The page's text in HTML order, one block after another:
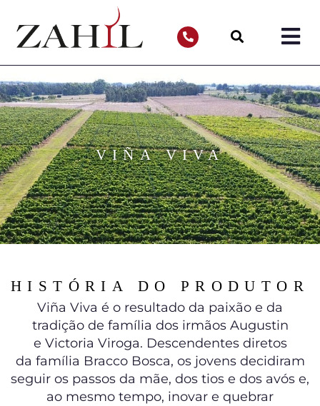
VIÑA VIVA
HISTÓRIA DO PRODUTOR
Viña Viva é o resultado da paixão e da
tradição de família dos irmãos Augustin
e Victoria Viroga. Descendentes diretos
da família Bracco Bosca, os jovens decidiram
seguir os passos da mãe, dos tios e dos avós e,
ao mesmo tempo, inovar e quebrar